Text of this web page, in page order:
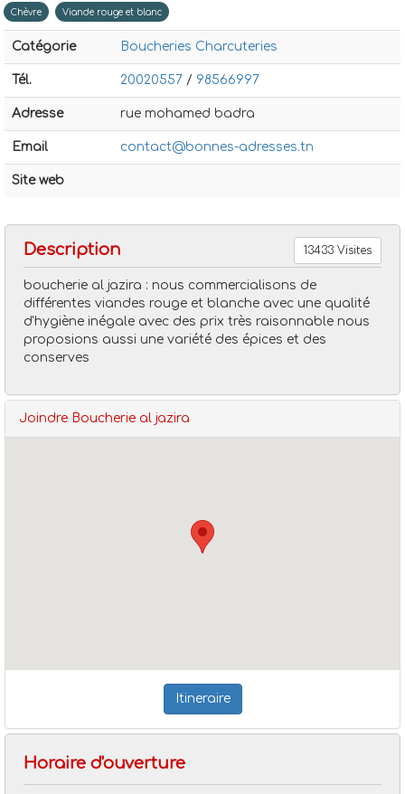
Boucheries charcuteries Boucherie al jazira
Catégorie Boucheries Charcuteries
Tél. 20020557 / 98566997
Adresse rue mohamed badra
Email contact@bonnes-adresses.tn
Site web
Description 13433 Visites
boucherie al jazira : nous commercialisons de
différentes viandes rouge et blanche avec une qualité
d'hygiène inégale avec des prix très raisonnable nous
proposions aussi une variété des épices et des
conserves
Joindre Boucherie al jazira
Itineraire
Horaire d'ouverture